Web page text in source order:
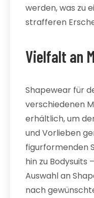
werden, was zu
strafferen
Vielfalt an
Shapewear für
verschiedenen
erhältlich, um
und Vorlieben
figurformenden
hin zu Bodysuits
Auswahl an
nach